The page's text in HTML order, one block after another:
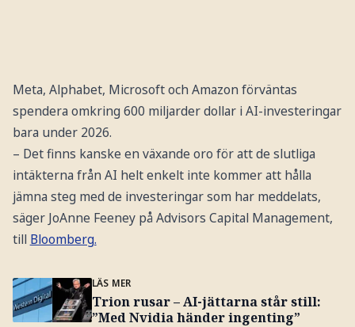
Meta, Alphabet, Microsoft och Amazon förväntas
spendera omkring 600 miljarder dollar i AI-investeringar
bara under 2026.
– Det finns kanske en växande oro för att de slutliga
intäkterna från AI helt enkelt inte kommer att hålla
jämna steg med de investeringar som har meddelats,
säger JoAnne Feeney på Advisors Capital Management,
till Bloomberg.
LÄS MER
Trion rusar – AI-jättarna står still:
”Med Nvidia händer ingenting”